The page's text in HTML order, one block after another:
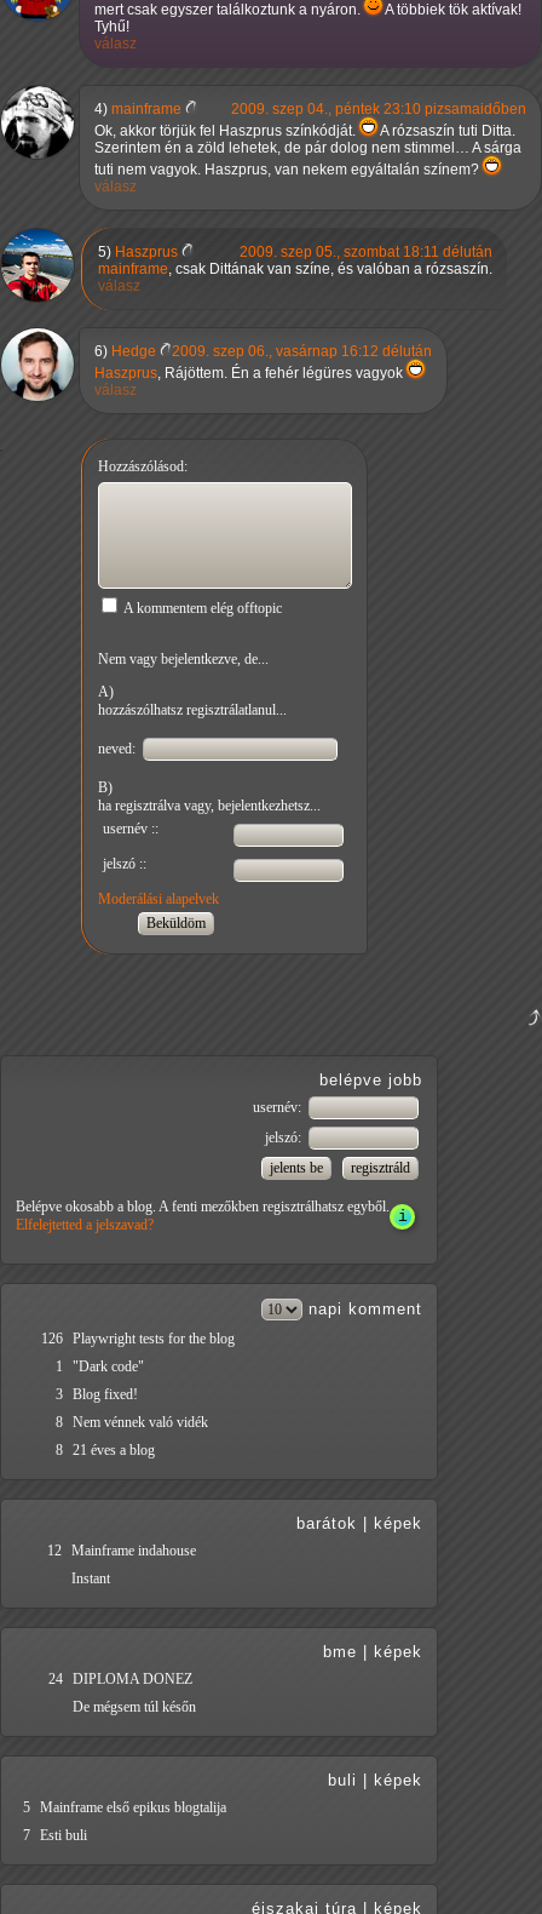
mert csak egyszer találkoztunk a nyáron.
A többiek tök aktívak!
Tyhű!
válasz
4) mainframe
2009. szep 04., péntek 23:10 pizsamaidőben
Ok, akkor törjük fel Haszprus színkódját.
A rózsaszín tuti Ditta.
Szerintem én a zöld lehetek, de pár dolog nem stimmel… A sárga
tuti nem vagyok. Haszprus, van nekem egyáltalán színem?
válasz
5) Haszprus
2009. szep 05., szombat 18:11 délután
mainframe, csak Dittának van színe, és valóban a rózsaszín.
válasz
6) Hedge
2009. szep 06., vasárnap 16:12 délután
Haszprus, Rájöttem. Én a fehér légüres vagyok
válasz
Hozzászólásod:
A kommentem elég offtopic
Nem vagy bejelentkezve, de...
A)
hozzászólhatsz regisztrálatlanul...
neved:
B)
ha regisztrálva vagy, bejelentkezhetsz...
usernév ::
jelszó ::
Moderálási alapelvek
belépve jobb
usernév:
jelszó:
Belépve okosabb a blog. A fenti mezőkben regisztrálhatsz egyből.
Elfelejtetted a jelszavad?
napi komment
126 Playwright tests for the blog
1
"Dark code"
3 Blog fixed!
8 Nem vénnek való vidék
8 21 éves a blog
barátok képek
12 Mainframe indahouse
Instant
bme képek
24 DIPLOMA DONEZ
De mégsem túl későn
buli képek
5 Mainframe első epikus blogtalija
7 Esti buli
éjszakai túra képek